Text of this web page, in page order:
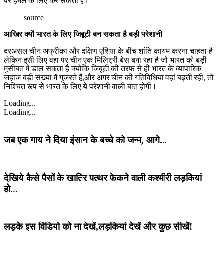
source
आखिर क्यों भारत के लिए जिबूटी बन सकता है बड़ी परेशानी
दरअसल चीन अफ्रीका और दक्षिण एशिया के बीच शांति कायम करना चाहता है
लेकिन इसी लिए वहा पर चीन एक मिलिट्री बेस बना रहा है जो भारत को बड़ी
मुसीबत में डाल सकता है क्योंकि जिबूटी की तरफ से ही भारत के व्यापारिक
जहाज बड़ी संख्या में गुजरते हैं,और अगर चीन की गतिविधियां वहां बढ़ती रही, तो
निश्चित रूप से भारत के लिए ये परेशानी वाली बात होगी l
Loading...
Loading...
जब एक गाय ने दिया इंसान के बच्चे को जन्म, आगे...
देखिये कैसे पैसों के खातिर पत्थर फेकने वाली कश्मीरी लड़कियां
हो...
लड़के इस विडियो को ना देखें,लड़कियां देखें और कुछ सीखें!